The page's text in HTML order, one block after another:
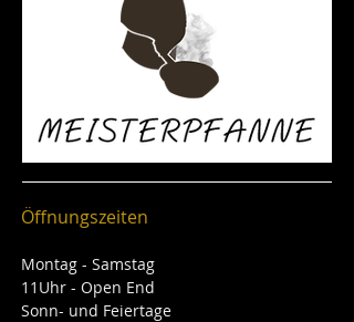
Öffnungszeiten
Montag - Samstag
11Uhr - Open End
Sonn- und Feiertage